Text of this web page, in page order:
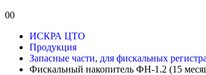
00
ИСКРА ЦТО
Продукция
Запасные части, для фискальных
Фискальный накопитель ФН-1.2 (15